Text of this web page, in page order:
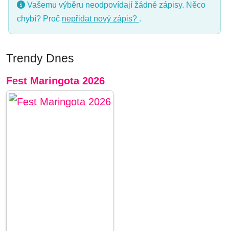
Vašemu výběru neodpovídají žádné zápisy. Něco
chybí? Proč nepřidat nový zápis? .
Trendy Dnes
Fest Maringota 2026